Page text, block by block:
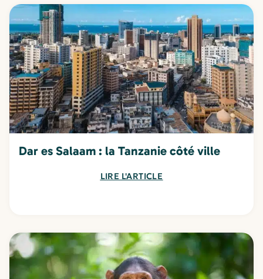
Dar es Salaam : la Tanzanie côté ville
LIRE L'ARTICLE